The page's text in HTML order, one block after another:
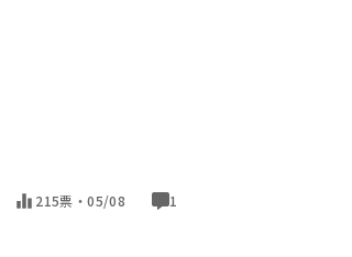
215票・05/08 1